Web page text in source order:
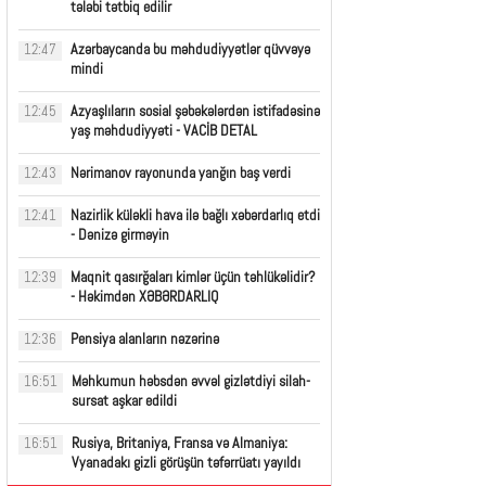
tələbi tətbiq edilir
12:47
Azərbaycanda bu məhdudiyyətlər qüvvəyə
mindi
12:45
Azyaşlıların sosial şəbəkələrdən istifadəsinə
yaş məhdudiyyəti - VACİB DETAL
12:43 Nərimanov rayonunda yanğın baş verdi
12:41
Nazirlik küləkli hava ilə bağlı xəbərdarlıq etdi
- Dənizə girməyin
12:39
Maqnit qasırğaları kimlər üçün təhlükəlidir?
- Həkimdən XƏBƏRDARLIQ
12:36 Pensiya alanların nəzərinə
16:51
Məhkumun həbsdən əvvəl gizlətdiyi silah-
sursat aşkar edildi
16:51
Rusiya, Britaniya, Fransa və Almaniya:
Vyanadakı gizli görüşün təfərrüatı yayıldı